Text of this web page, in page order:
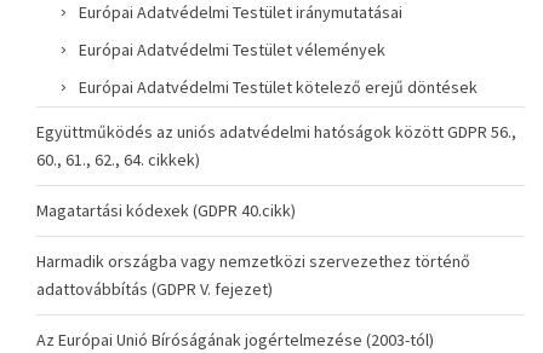
Európai Adatvédelmi Testület iránymutatásai
Európai Adatvédelmi Testület vélemények
Európai Adatvédelmi Testület kötelező erejű döntések
Együttműködés az uniós adatvédelmi hatóságok között GDPR 56.,
60., 61., 62., 64. cikkek)
Magatartási kódexek (GDPR 40.cikk)
Harmadik országba vagy nemzetközi szervezethez történő
adattovábbítás (GDPR V. fejezet)
Az Európai Unió Bíróságának jogértelmezése (2003-tól)